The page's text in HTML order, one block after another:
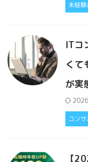
未経
ITコ
くて
が実
コン
【